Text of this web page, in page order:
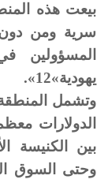
بيعت هذه
سرية ومن
المسؤولين
يهودية»12».
وتشمل المنطقة
الدولارات
بين الكنيسة